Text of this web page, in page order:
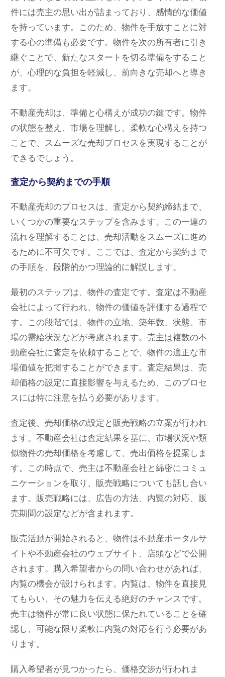
件には売主の思い出が詰まっており、感情的な価値
を持っています。このため、物件を手放すことに対
する心の準備も必要です。物件を次の所有者に引き
継ぐことで、新たなスタートを切る準備をすること
が、心理的な負担を軽減し、前向きな売却へと導き
ます。
不動産売却は、準備と心構えが成功の鍵です。物件
の状態を整え、市場を理解し、柔軟な心構えを持つ
ことで、スムーズな売却プロセスを実現することが
できるでしょう。
査定から契約までの手順
不動産売却のプロセスは、査定から契約締結まで、
いくつかの重要なステップを含みます。この一連の
流れを理解することは、売却活動をスムーズに進め
るために不可欠です。ここでは、査定から契約まで
の手順を、段階的かつ理論的に解説します。
最初のステップは、物件の査定です。査定は不動産
会社によって行われ、物件の価値を評価する過程で
す。この段階では、物件の立地、築年数、状態、市
場の需給状況などが考慮されます。売主は複数の不
動産会社に査定を依頼することで、物件の適正な市
場価値を把握することができます。査定結果は、売
却価格の設定に直接影響を与えるため、このプロセ
スには特に注意を払う必要があります。
査定後、売却価格の設定と販売戦略の立案が行われ
ます。不動産会社は査定結果を基に、市場状況や類
似物件の売却価格を考慮して、売出価格を提案しま
す。この時点で、売主は不動産会社と綿密にコミュ
ニケーションを取り、販売戦略についても話し合い
ます。販売戦略には、広告の方法、内覧の対応、販
売期間の設定などが含まれます。
販売活動が開始されると、物件は不動産ポータルサ
イトや不動産会社のウェブサイト、店頭などで公開
されます。購入希望者からの問い合わせがあれば、
内覧の機会が設けられます。内覧は、物件を直接見
てもらい、その魅力を伝える絶好のチャンスです。
売主は物件が常に良い状態に保たれていることを確
認し、可能な限り柔軟に内覧の対応を行う必要があ
ります。
購入希望者が見つかったら、価格交渉が行われま